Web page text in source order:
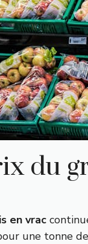
du
en vrac
une tonne